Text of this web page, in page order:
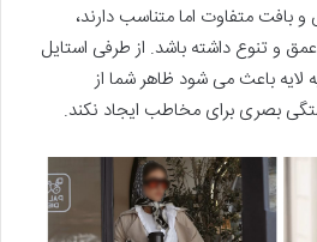
متفاوت اما متناسب دارند،
و تنوع داشته باشد. از طرفی استایل
لایه باعث می شود ظاهر شما از
بصری برای مخاطب ایجاد نکند.